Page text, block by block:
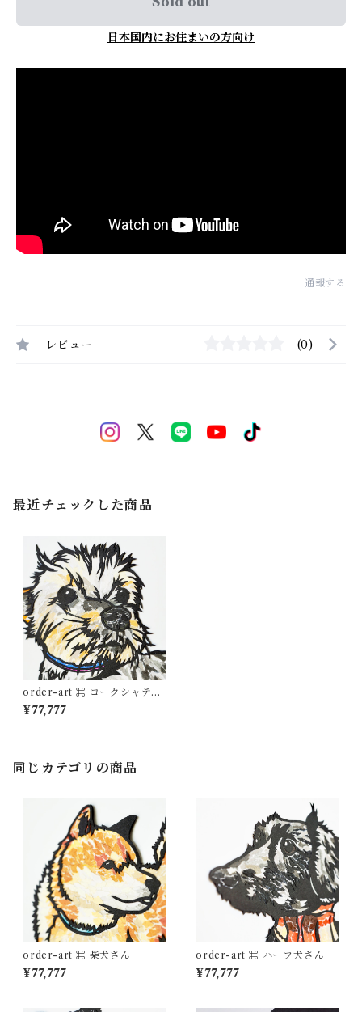
日本国内にお住まいの方向け
通報する
レビュー (0)
最近チェックした商品
order-art ⌘ ヨークシャテリ
アさん
¥77,777
同じカテゴリの商品
order-art ⌘ 柴犬さん
¥77,777
order-art ⌘ ハーフ犬さん
¥77,777